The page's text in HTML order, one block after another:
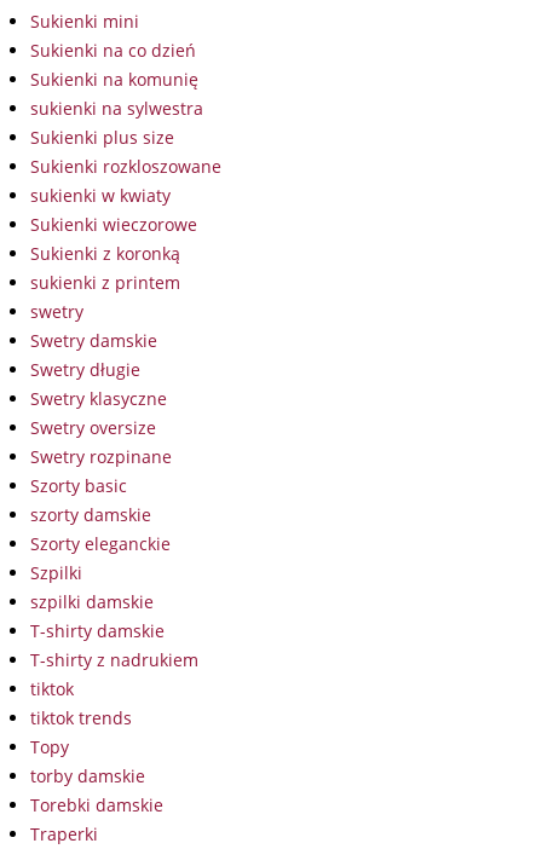
Sukienki mini
Sukienki na co dzień
Sukienki na komunię
sukienki na sylwestra
Sukienki plus size
Sukienki rozkloszowane
sukienki w kwiaty
Sukienki wieczorowe
Sukienki z koronką
sukienki z printem
swetry
Swetry damskie
Swetry długie
Swetry klasyczne
Swetry oversize
Swetry rozpinane
Szorty basic
szorty damskie
Szorty eleganckie
Szpilki
szpilki damskie
T-shirty damskie
T-shirty z nadrukiem
tiktok
tiktok trends
Topy
torby damskie
Torebki damskie
Traperki